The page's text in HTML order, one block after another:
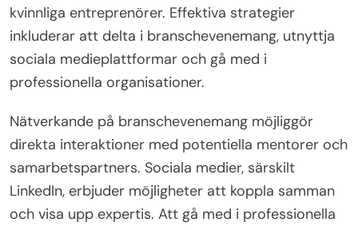
samarbeta med andra kvinnor inom affärsvärlden.
Att delta i lokala evenemang, onlineforum och
mentorsprogram främjar kontakter och delade
erfarenheter. Att skapa trygga utrymmen för dialog
utnyttjandet av sociala medieplattformar synlighet
och räckvidd, vilket möjliggör bildandet av
mångsidiga nätverk. Dessa åtgärder odlar en miljö
av stöd, empowerment och resursdelning bland
kvinnliga entreprenörer.